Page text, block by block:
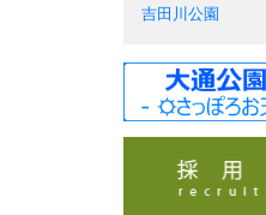
吉田川公園